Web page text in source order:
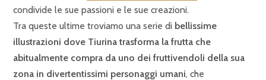
condivide le sue passioni e le sue creazioni.
Tra queste ultime troviamo una serie di bellissime
illustrazioni dove Tiurina trasforma la frutta che
abitualmente compra da uno dei fruttivendoli della sua
zona in divertentissimi personaggi umani, che